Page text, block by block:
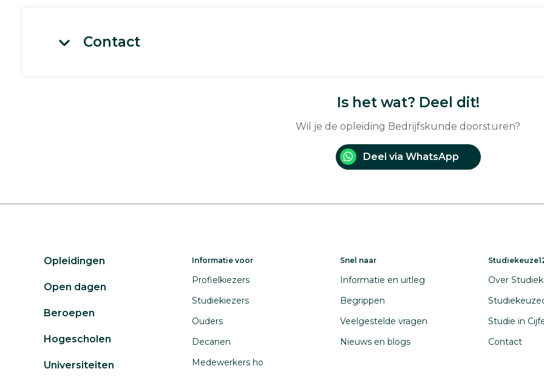
Contact
Is het wat? Deel dit!
Wil je de opleiding Bedrijfskunde doorsturen?
Deel via WhatsApp
Opleidingen
Open dagen
Beroepen
Hogescholen
Universiteiten
Informatie voor
Profielkiezers
Studiekiezers
Ouders
Decanen
Medewerkers ho
Snel naar
Informatie en uitleg
Begrippen
Veelgestelde vragen
Nieuws en blogs
Over
Studie in
Contact